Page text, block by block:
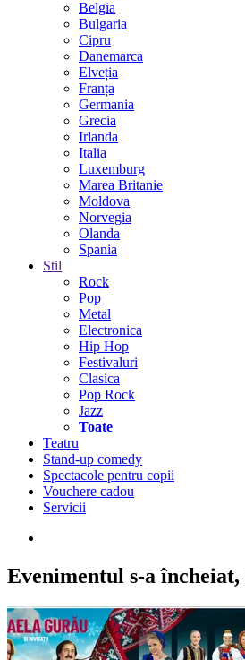
Belgia
Bulgaria
Cipru
Danemarca
Elveția
Franța
Germania
Grecia
Irlanda
Italia
Luxemburg
Marea Britanie
Moldova
Norvegia
Olanda
Spania
Stil
Rock
Pop
Metal
Electronica
Hip Hop
Festivaluri
Clasica
Pop Rock
Jazz
Toate
Teatru
Stand-up comedy
Spectacole pentru copii
Vouchere cadou
Servicii
Evenimentul s-a încheiat,